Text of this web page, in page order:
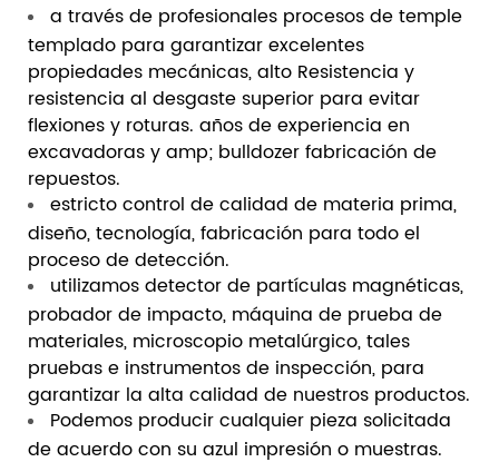
a través de profesionales procesos de temple
templado para garantizar excelentes
propiedades mecánicas, alto Resistencia y
resistencia al desgaste superior para evitar
flexiones y roturas. años de experiencia en
excavadoras y amp; bulldozer fabricación de
repuestos.
estricto control de calidad de materia prima,
diseño, tecnología, fabricación para todo el
proceso de detección.
utilizamos detector de partículas magnéticas,
probador de impacto, máquina de prueba de
materiales, microscopio metalúrgico, tales
pruebas e instrumentos de inspección, para
garantizar la alta calidad de nuestros productos.
Podemos producir cualquier pieza solicitada
de acuerdo con su azul impresión o muestras.